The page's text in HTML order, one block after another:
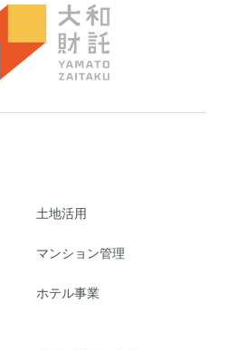
⼟地活⽤
マンション管理
ホテル事業